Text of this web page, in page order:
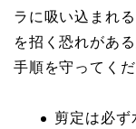
ラに吸い込まれ
を招く恐れがあ
手順を守ってくだ
剪定は必ず